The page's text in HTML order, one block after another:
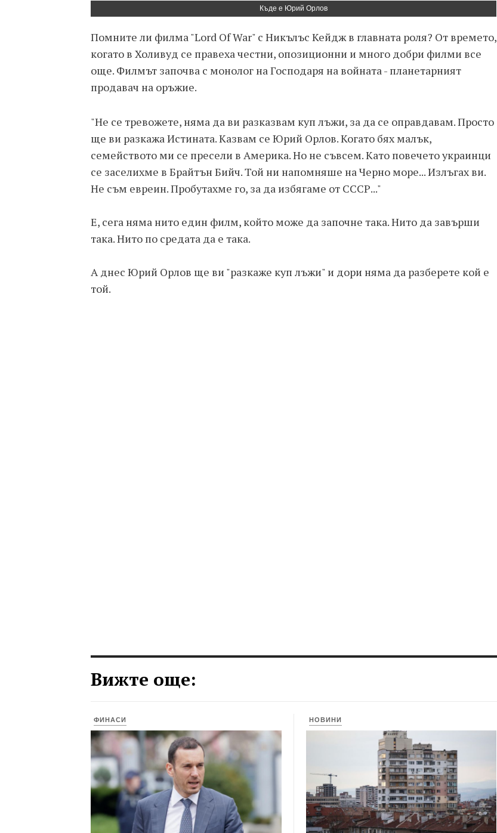
Къде е Юрий Орлов
Помните ли филма "Lord Of War" с Никълъс Кейдж в главната роля? От времето,
когато в Холивуд се правеха честни, опозиционни и много добри филми все
още. Филмът започва с монолог на Господаря на войната - планетарният
продавач на оръжие.
"Не се тревожете, няма да ви разказвам куп лъжи, за да се оправдавам. Просто
ще ви разкажа Истината. Казвам се Юрий Орлов. Когато бях малък,
семейството ми се пресели в Америка. Но не съвсем. Като повечето украинци
се заселихме в Брайтън Бийч. Той ни напомняше на Черно море... Излъгах ви.
Не съм евреин. Пробутахме го, за да избягаме от СССР..."
Е, сега няма нито един филм, който може да започне така. Нито да завърши
така. Нито по средата да е така.
А днес Юрий Орлов ще ви "разкаже куп лъжи" и дори няма да разберете кой е
той.
Вижте още:
ФИНАСИ НОВИНИ